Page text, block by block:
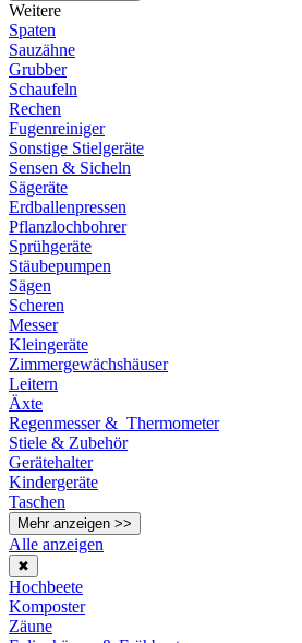
Weitere
Spaten
Sauzähne
Grubber
Schaufeln
Rechen
Fugenreiniger
Sonstige Stielgeräte
Sensen & Sicheln
Sägeräte
Erdballenpressen
Pflanzlochbohrer
Sprühgeräte
Stäubepumpen
Sägen
Scheren
Messer
Kleingeräte
Zimmergewächshäuser
Leitern
Äxte
Regenmesser & Thermometer
Stiele & Zubehör
Gerätehalter
Kindergeräte
Taschen
Mehr anzeigen >>
Alle anzeigen
✖
Hochbeete
Komposter
Zäune